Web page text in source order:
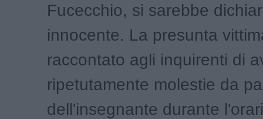
Fucecchio, si sarebbe
innocente. La presunta
raccontato agli inquirenti di
ripetutamente molestie da
dell'insegnante durante